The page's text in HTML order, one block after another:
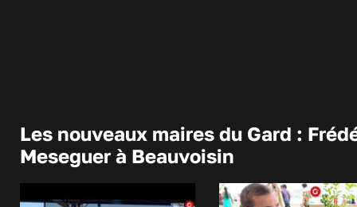
Les nouveaux maires du Gard :
Meseguer à Beauvoisin